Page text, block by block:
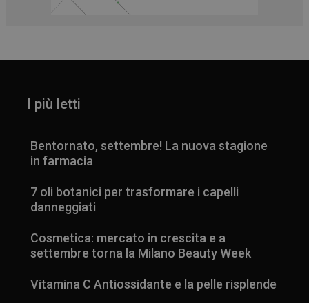
I più letti
Bentornato, settembre! La nuova stagione
in farmacia
7 oli botanici per trasformare i capelli
danneggiati
Cosmetica: mercato in crescita e a
settembre torna la Milano Beauty Week
Vitamina C Antiossidante e la pelle risplende